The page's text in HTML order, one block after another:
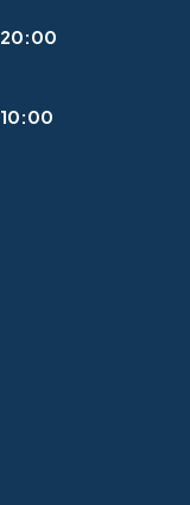
20:00
10:00